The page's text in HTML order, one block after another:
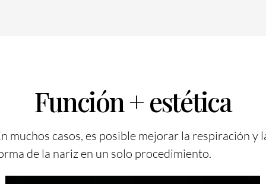
Función + estética
muchos casos, es posible mejorar la respiración y
de la nariz en un solo procedimiento.